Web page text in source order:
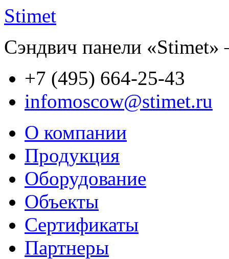
Stimet
Сэндвич панели
+7 (495) 664-25-43
infomoscow@stimet.ru
О компании
Продукция
Оборудование
Объекты
Сертификаты
Партнеры